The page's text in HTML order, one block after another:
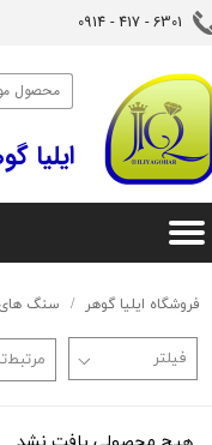
تغییر گذر واژه
سفارشات
خروج از حساب کاربری
6301 - 417 - 0914​​​​​​​
‌ایلیا
فروشگاه ایلیا گوهر سنگ